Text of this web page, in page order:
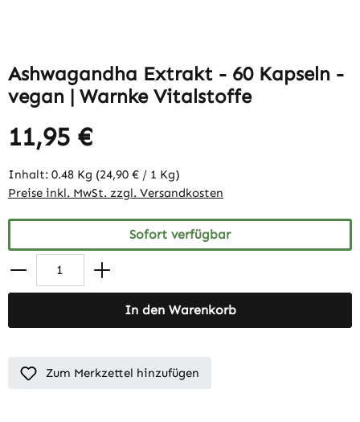
Ashwagandha Extrakt - 60 Kapseln -
vegan | Warnke Vitalstoffe
11,95 €
Inhalt: 0.48 Kg (24,90 € / 1 Kg)
Preise inkl. MwSt. zzgl. Versandkosten
Sofort verfügbar
In den Warenkorb
Zum Merkzettel hinzufügen